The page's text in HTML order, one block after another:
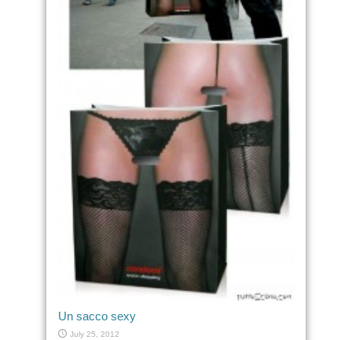
Un sacco sexy
July 25, 2012